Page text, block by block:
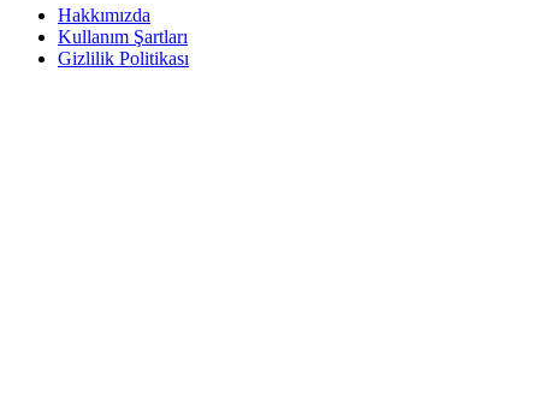
Hakkımızda
Kullanım Şartları
Gizlilik Politikası